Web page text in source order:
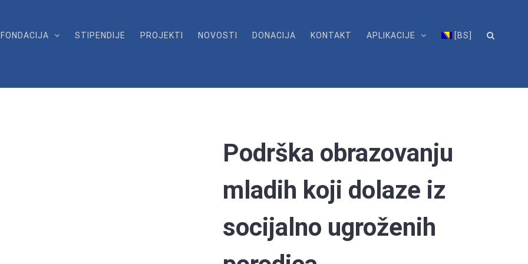
FONDACIJA STIPENDIJE PROJEKTI NOVOSTI DONACIJA KONTAKT APLIKACIJE [BS]
Podrška obrazovanju
mladih koji dolaze iz
socijalno ugroženih